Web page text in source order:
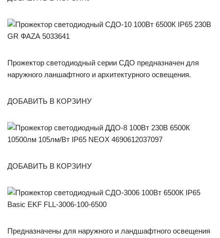
Прожектор светодиодный серии СДО предназначен для
наружного ланшафтного и архитектурного освещения.
ДОБАВИТЬ В КОРЗИНУ
ДОБАВИТЬ В КОРЗИНУ
Предназначены для наружного и ландшафтного освещения